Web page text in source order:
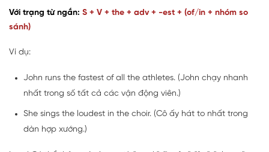
Với trạng từ ngắn: S + V + the + adv + -est + (of/in + nhóm so
sánh)
Ví dụ:
John runs the fastest of all the athletes. (John chạy nhanh
nhất trong số tất cả các vận động viên.)
She sings the loudest in the choir. (Cô ấy hát to nhất trong
dàn hợp xướng.)